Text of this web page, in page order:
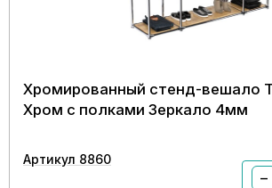
Хромированный стенд-вешало
Хром с полками Зеркало 4мм
Артикул 8860
−